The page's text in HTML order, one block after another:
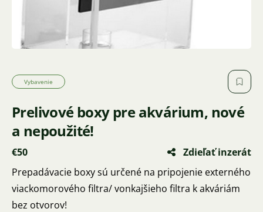
Vybavenie
Prelivové boxy pre akvárium, nové
a nepoužité!
€50
Zdieľať inzerát
Prepadávacie boxy sú určené na pripojenie externého
viackomorového filtra/ vonkajšieho filtra k akváriám
bez otvorov!